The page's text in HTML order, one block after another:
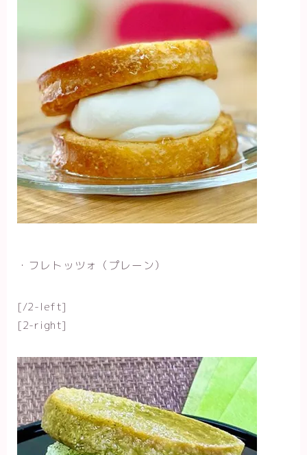
・フレトッツォ（プレーン）
[/2-left]
[2-right]